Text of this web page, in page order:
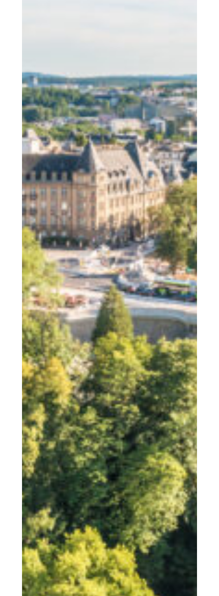
De Mënsch
COOPERATIONS S.Coop
Den Uert
D‘ Regioun Wolz / Aktivitéiten
D‘Mateneen
Eis sozial Verantwortung
Ënnerkunfte
Ausstattung | Informatiounen | Service
Buch
Bucht Är Wunneng bei eis
Service
Nouvellen
Neiegkeete vun eis